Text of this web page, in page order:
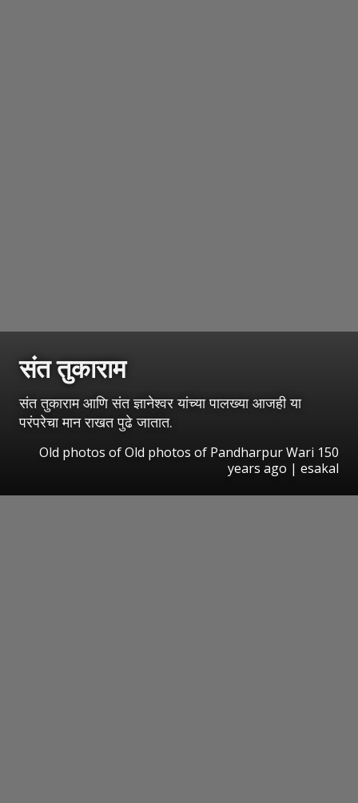
संत तुकाराम
संत तुकाराम आणि संत ज्ञानेश्वर यांच्या पालख्या आजही या
परंपरेचा मान राखत पुढे जातात.
Old photos of Old photos of Pandharpur Wari 150
years ago | esakal